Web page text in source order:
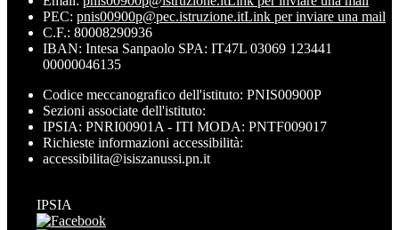
PEC: pnis00900p@pec.istruzione.itLink per inviare una mail
C.F.: 80008290936
IBAN: Intesa Sanpaolo SPA: IT47L 03069 123441
00000046135
Codice meccanografico dell'istituto: PNIS00900P
Sezioni associate dell'istituto:
IPSIA: PNRI00901A - ITI MODA: PNTF009017
Richieste informazioni accessibilità:
accessibilita@isiszanussi.pn.it
IPSIA